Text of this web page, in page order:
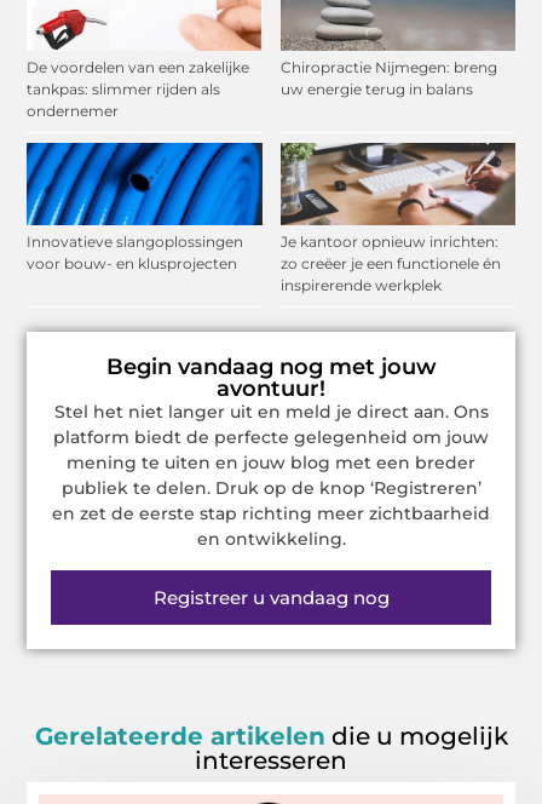
De voordelen van een zakelijke
tankpas: slimmer rijden als
ondernemer
Chiropractie Nijmegen: breng
uw energie terug in balans
Innovatieve slangoplossingen
voor bouw- en klusprojecten
Je kantoor opnieuw inrichten:
zo creëer je een functionele én
inspirerende werkplek
Begin vandaag nog met jouw
avontuur!
Stel het niet langer uit en meld je direct aan. Ons
platform biedt de perfecte gelegenheid om jouw
mening te uiten en jouw blog met een breder
publiek te delen. Druk op de knop ‘Registreren’
en zet de eerste stap richting meer zichtbaarheid
en ontwikkeling.
Registreer u vandaag nog
Gerelateerde artikelen die u mogelijk
interesseren